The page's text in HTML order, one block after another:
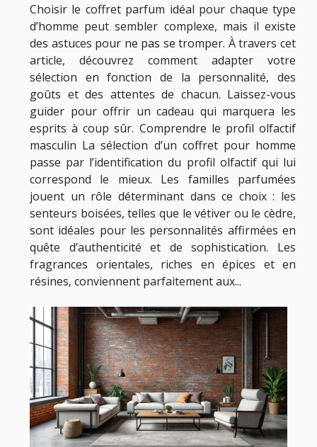
Choisir le coffret parfum idéal pour chaque type
d’homme peut sembler complexe, mais il existe
des astuces pour ne pas se tromper. À travers cet
article, découvrez comment adapter votre
sélection en fonction de la personnalité, des
goûts et des attentes de chacun. Laissez-vous
guider pour offrir un cadeau qui marquera les
esprits à coup sûr. Comprendre le profil olfactif
masculin La sélection d’un coffret pour homme
passe par l’identification du profil olfactif qui lui
correspond le mieux. Les familles parfumées
jouent un rôle déterminant dans ce choix : les
senteurs boisées, telles que le vétiver ou le cèdre,
sont idéales pour les personnalités affirmées en
quête d’authenticité et de sophistication. Les
fragrances orientales, riches en épices et en
résines, conviennent parfaitement aux...